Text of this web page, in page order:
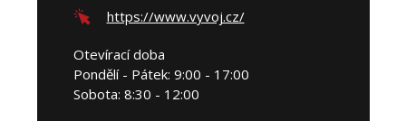
https://www.vyvoj.cz/
Otevírací doba
Pondělí - Pátek: 9:00 - 17:00
Sobota: 8:30 - 12:00